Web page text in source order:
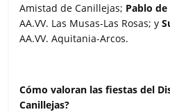
Amistad de Canillejas; Pablo
AA.VV. Las Musas-Las Rosas; y
AA.VV. Aquitania-Arcos.
Cómo valoran las fiestas del
Canillejas?